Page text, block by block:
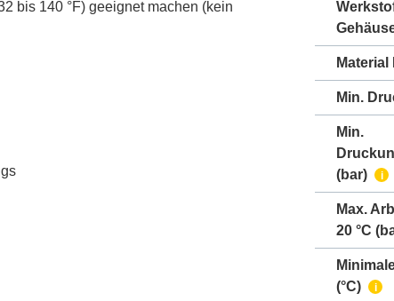
bis 140 °F) geeignet machen (kein
Min.
Min.
(bar)
i
Max.
20 °C
(°C)
i